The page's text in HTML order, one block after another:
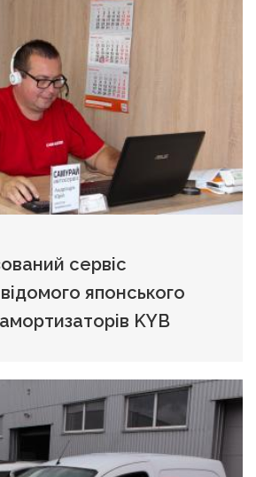
сервіс
японського
KYB